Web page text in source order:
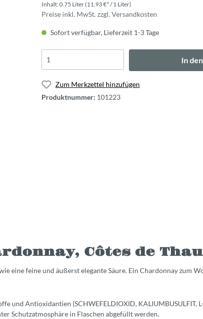
Inhalt:0.75 Liter(11,93 €* / 1 Liter)
Preise inkl. MwSt. zzgl. Versandkosten
Sofort verfügbar, Lieferzeit 1-3 Tage
In
Zum Merkzettel hinzufügen
Produktnummer: 101223
Côtes de Thau
eine feine und äußerst elegante Säure. Ein Chardonnay zum
und Antioxidantien (SCHWEFELDIOXID, KALIUMBUSULFIT,
Schutzatmosphäre in Flaschen abgefüllt werden.